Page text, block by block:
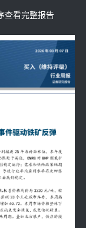
查看完整报告